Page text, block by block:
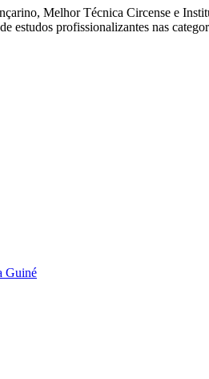
Melhor Técnica Circense e
estudos profissionalizantes nas
Guiné